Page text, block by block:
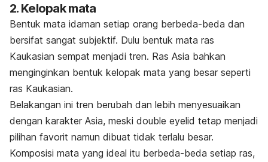
2. Kelopak mata
Bentuk mata idaman setiap orang berbeda-beda dan
bersifat sangat subjektif. Dulu bentuk mata ras
Kaukasian sempat menjadi tren. Ras Asia bahkan
menginginkan bentuk kelopak mata yang besar seperti
ras Kaukasian.
Belakangan ini tren berubah dan lebih menyesuaikan
dengan karakter Asia, meski double eyelid tetap menjadi
pilihan favorit namun dibuat tidak terlalu besar.
Komposisi mata yang ideal itu berbeda-beda setiap ras,